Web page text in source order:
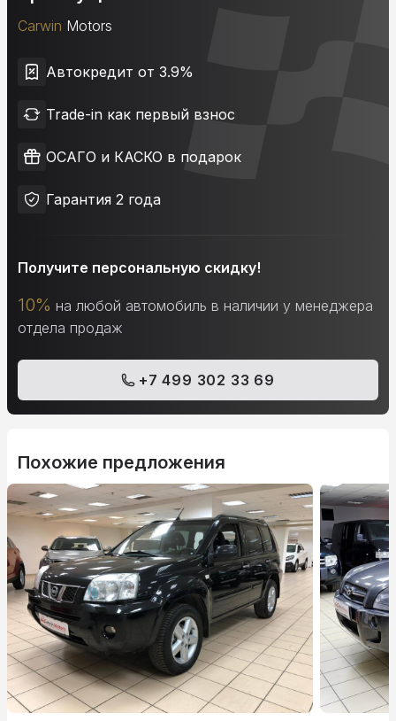
Carwin Motors
Автокредит от 3.9%
Trade-in как первый взнос
ОСАГО и КАСКО в подарок
Гарантия 2 года
Получите персональную скидку!
10% на любой автомобиль в наличии у менеджера
отдела продаж
+7 499 302 33 69
Похожие предложения